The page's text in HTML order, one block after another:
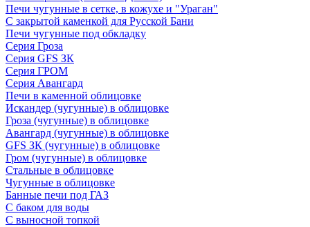
Печи чугунные в сетке, в кожухе и "Ураган"
С закрытой каменкой для Русской Бани
Печи чугунные под обкладку
Серия Гроза
Серия GFS ЗК
Серия ГРОМ
Серия Авангард
Печи в каменной облицовке
Искандер (чугунные) в облицовке
Гроза (чугунные) в облицовке
Авангард (чугунные) в облицовке
GFS ЗК (чугунные) в облицовке
Гром (чугунные) в облицовке
Стальные в облицовке
Чугунные в облицовке
Банные печи под ГАЗ
С баком для воды
С выносной топкой